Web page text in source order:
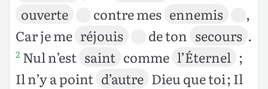
ouverte
contre mes ennemis
,
Car je me réjouis de ton secours .
2 Nul n’est saint comme l’Éternel ;
Il n’y a point d’autre Dieu que toi ; Il